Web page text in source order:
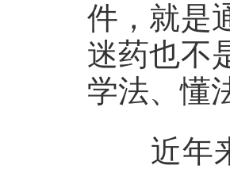
件，就是
迷药也不
学法、懂
近年来